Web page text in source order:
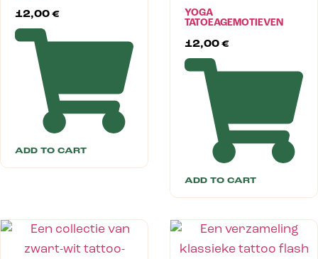
12,00 €
ADD TO CART
YOGA
TATOEAGEMOTIEVEN
12,00 €
ADD TO CART